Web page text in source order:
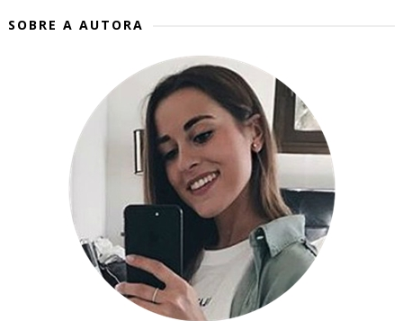
SOBRE A AUTORA